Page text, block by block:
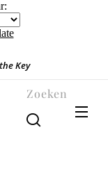
Key❤️
Zoeken